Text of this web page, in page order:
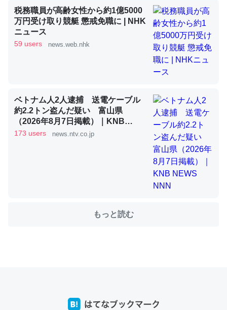
利だから両方が拮抗してるのでは」とあって面白い。海に
いる鋏角類（カブトガニ・ウミグモ）はカルシウムを使わ
ずキチンを強化してる筈だが、酵素が違うのか？
─ニュース :: 【研究発表】昆虫学の大問題＝「昆虫はなぜ海にいな
これを元に考えるとカルシウムを大量に使う脊椎動物と貝
類は苦労してるんだな…。腹足類だと殻を無くしてナメク
─ニュース :: 【研究発表】昆虫学の大問題＝「昆虫はなぜ海にいな
税務職員が高齢女性から約1億5000
万円受け取り競艇 懲戒免職に | NHK
ニュース
59 users news.web.nhk
ベトナム人2人逮捕 送電ケーブル
約2.2トン盗んだ疑い 富山県
（2026年8月7日掲載）｜KNB
NEWS NNN
173 users news.ntv.co.jp
もっと読む